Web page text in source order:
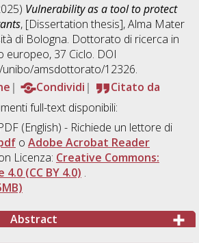
Vulnerability as a tool to protect
, [Dissertation thesis], Alma Mater
di Bologna. Dottorato di ricerca in
europeo, 37 Ciclo. DOI
unibo/amsdottorato/12326.
Condividi
Citato da
full-text disponibili:
(English) - Richiede un lettore di
o Adobe Acrobat Reader
Licenza: Creative Commons:
(CC BY 4.0) .
Abstract